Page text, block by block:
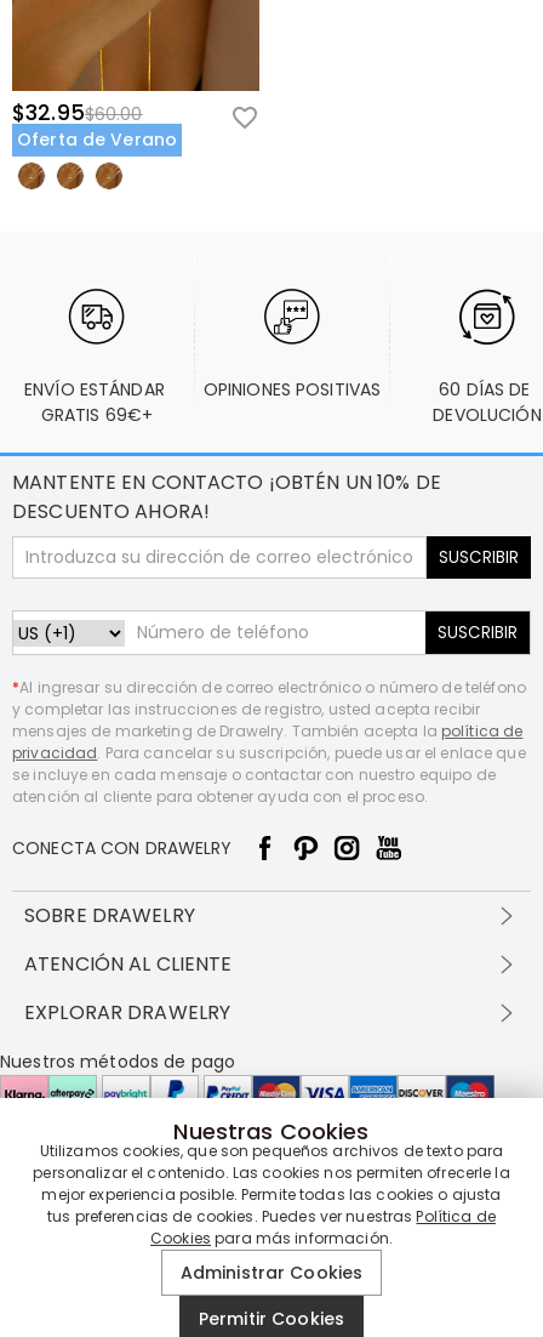
$32.95$60.00
Oferta de Verano
ENVÍO ESTÁNDAR
GRATIS 69€+
OPINIONES POSITIVAS
60 DÍAS DE
DEVOLUCIÓN
MANTENTE EN CONTACTO ¡OBTÉN UN 10% DE
DESCUENTO AHORA!
SUSCRIBIR
SUSCRIBIR
*Al ingresar su dirección de correo electrónico o número de teléfono
y completar las instrucciones de registro, usted acepta recibir
mensajes de marketing de Drawelry. También acepta la política de
privacidad. Para cancelar su suscripción, puede usar el enlace que
se incluye en cada mensaje o contactar con nuestro equipo de
atención al cliente para obtener ayuda con el proceso.
CONECTA CON DRAWELRY
SOBRE DRAWELRY
Sobre nosotros
política de privacidad
Preguntas frecuentes
ATENCIÓN AL CLIENTE
Envío y entrega
Devolución en 60 días
Cómo cuidar
EXPLORAR DRAWELRY
Drawelry Prime
Programa de Recompensas
Nuestros métodos de pago
Nuestros socios de entrega
Nuestra garantía de servicio
Nuestras Cookies
Utilizamos cookies, que son pequeños archivos de texto para
personalizar el contenido. Las cookies nos permiten ofrecerle la
mejor experiencia posible. Permite todas las cookies o ajusta
tus preferencias de cookies. Puedes ver nuestrasPolítica de
Cookies para más información.
Administrar Cookies
Permitir Cookies